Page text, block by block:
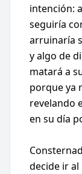
intención:
seguiría
arruinaría
y algo de
matará a
porque ya
revelando
en su día
decide ir al